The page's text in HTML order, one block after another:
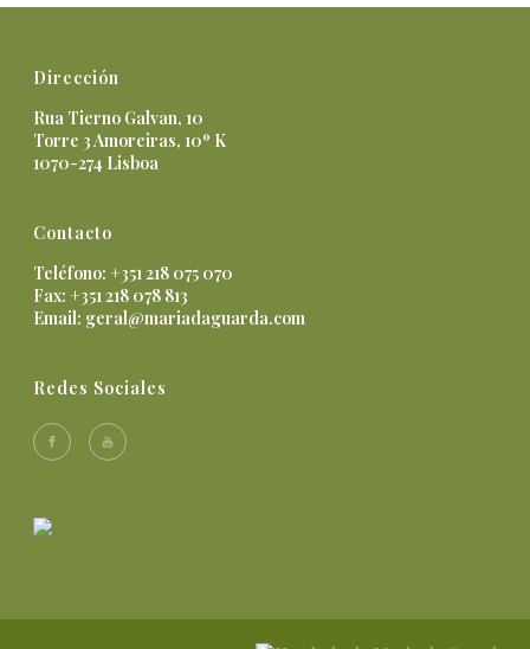
Dirección
Rua Tierno Galvan, 10
Torre 3 Amoreiras, 10º K
1070-274 Lisboa
Contacto
Teléfono: +351 218 075 070
Fax: +351 218 078 813
Email: geral@mariadaguarda.com
Redes Sociales